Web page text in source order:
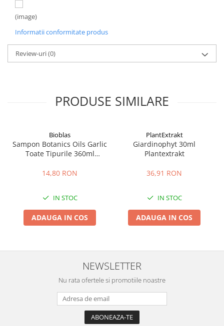
(image)
Informatii conformitate produs
Review-uri(0)
PRODUSE SIMILARE
Bioblas
Sampon Botanics Oils Garlic
Toate Tipurile 360ml
14,80 RON
IN STOC
ADAUGA IN COS
PlantExtrakt
Giardinophyt 30ml
Plantextrakt
36,91 RON
IN STOC
ADAUGA IN COS
NEWSLETTER
Nu rata ofertele si promotiile noastre